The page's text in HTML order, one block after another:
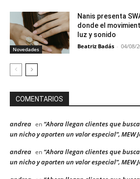
Novedades
Nanis presenta
donde el
luz y sonido
Beatriz Badás - 04/08/
COMENTARIOS
andrea en “Ahora llegan clientes que
un nicho y aporten un valor especial”, MEW
andrea en “Ahora llegan clientes que
un nicho y aporten un valor especial”, MEW